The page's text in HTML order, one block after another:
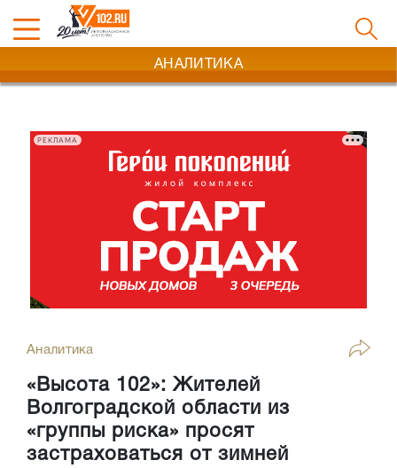
АНАЛИТИКА
РЕКЛАМА
Аналитика
«Высота 102»: Жителей
Волгоградской области из
«группы риска» просят
застраховаться от зимней